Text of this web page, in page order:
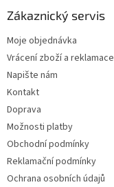
Zákaznický servis
Moje objednávka
Vrácení zboží a reklamace
Napište nám
Kontakt
Doprava
Možnosti platby
Obchodní podmínky
Reklamační podmínky
Ochrana osobních údajů